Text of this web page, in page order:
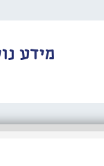
מידע